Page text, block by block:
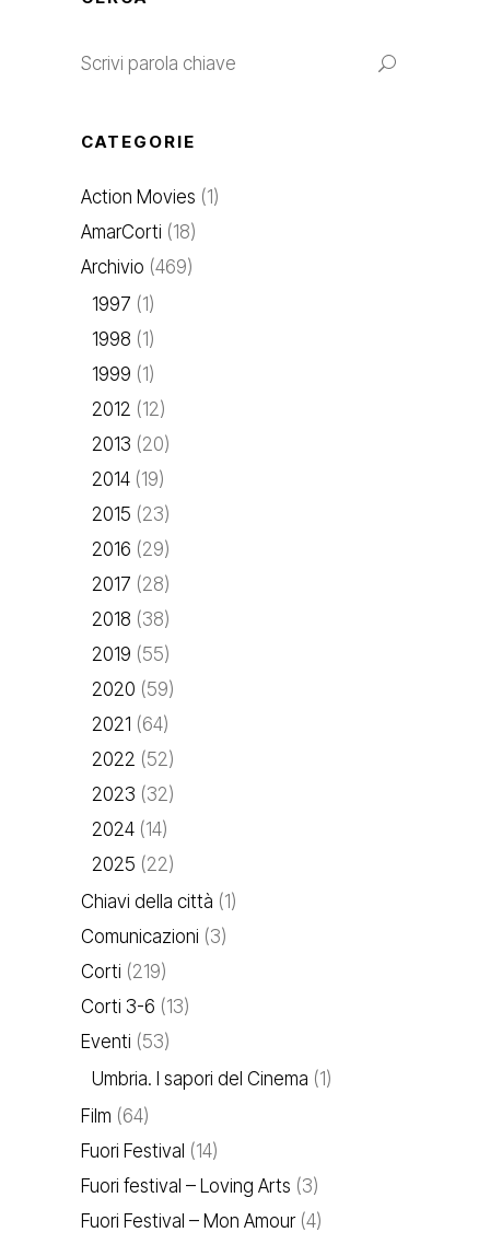
CATEGORIE
Action Movies (1)
AmarCorti (18)
Archivio (469)
1997 (1)
1998 (1)
1999 (1)
2012 (12)
2013 (20)
2014 (19)
2015 (23)
2016 (29)
2017 (28)
2018 (38)
2019 (55)
2020 (59)
2021 (64)
2022 (52)
2023 (32)
2024 (14)
2025 (22)
Chiavi della città (1)
Comunicazioni (3)
Corti (219)
Corti 3-6 (13)
Eventi (53)
Umbria. I sapori del Cinema (1)
Film (64)
Fuori Festival (14)
Fuori festival – Loving Arts (3)
Fuori Festival – Mon Amour(4)